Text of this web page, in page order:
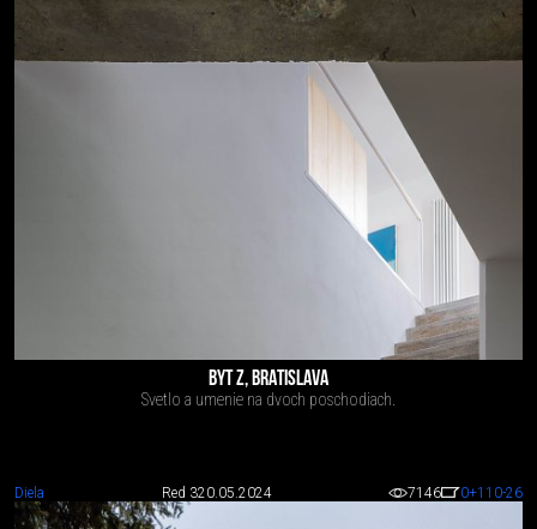
BYT Z, BRATISLAVA
Svetlo a umenie na dvoch poschodiach.
Diela Red 320.05.2024 7146 0+110-26